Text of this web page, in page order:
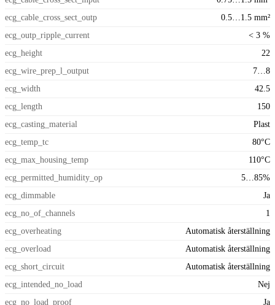
ecg_cable_cross_sect_outp
0.5…1.5 mm²
ecg_outp_ripple_current
< 3 %
ecg_height
22
ecg_wire_prep_l_output
7…8
ecg_width
42.5
ecg_length
150
ecg_casting_material
Plast
ecg_temp_tc
80°C
ecg_max_housing_temp
110°C
ecg_permitted_humidity_op
5…85%
ecg_dimmable
Ja
ecg_no_of_channels
1
ecg_overheating
Automatisk återställning
ecg_overload
Automatisk återställning
ecg_short_circuit
Automatisk återställning
ecg_intended_no_load
Nej
ecg_no_load_proof
Ja